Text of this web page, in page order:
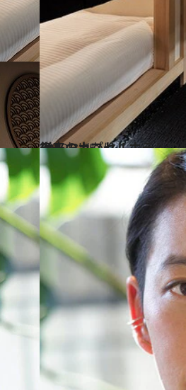
2019.3.25
従来のカプセルホテルの概念を刷新 世界初の「禅×ミニマリズム」ホテル
旅＆お出かけ